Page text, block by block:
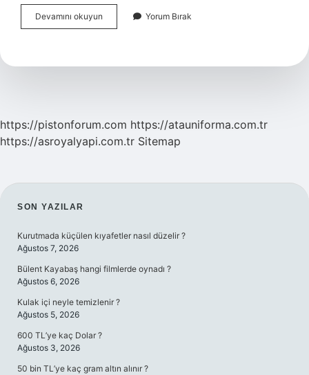
Devamını okuyun
Neye
Yorum Bırak
https://pistonforum.com https://atauniforma.com.tr
https://asroyalyapi.com.tr Sitemap
SIDEBAR
SON YAZILAR
Kurutmada küçülen kıyafetler nasıl düzelir ?
Ağustos 7, 2026
Bülent Kayabaş hangi filmlerde oynadı ?
Ağustos 6, 2026
Kulak içi neyle temizlenir ?
Ağustos 5, 2026
600 TL’ye kaç Dolar ?
Ağustos 3, 2026
50 bin TL’ye kaç gram altın alınır ?